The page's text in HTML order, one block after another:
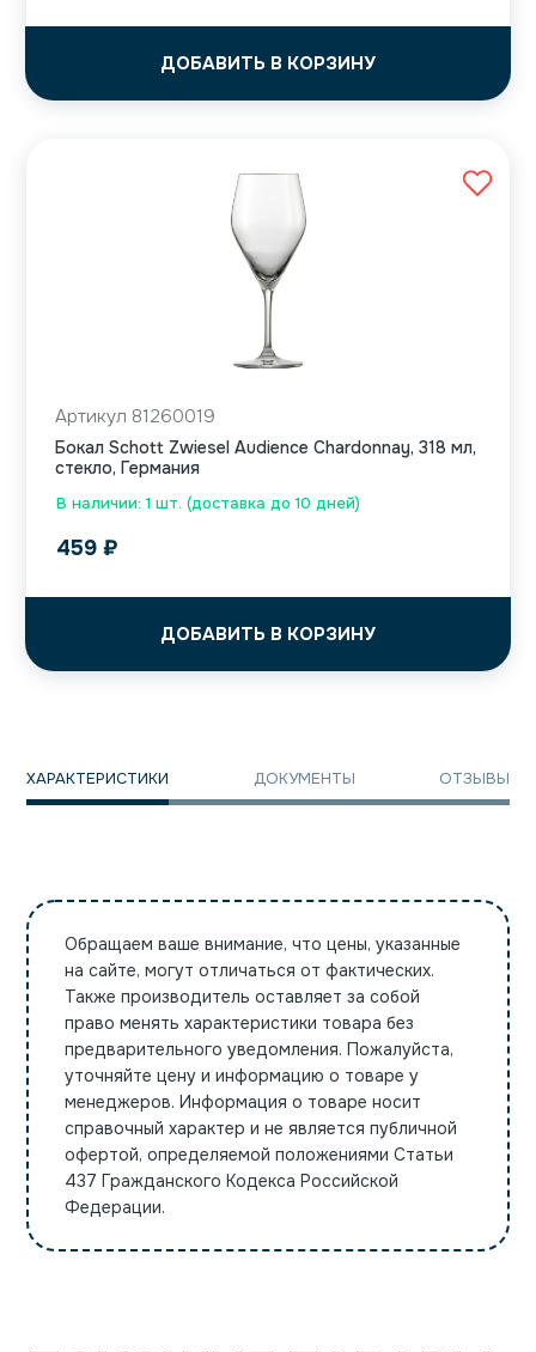
ДОБАВИТЬ В КОРЗИНУ
В наличии: 1 шт. (доставка до 10 дней)
Артикул 81260019
Бокал Schott Zwiesel Audience Chardonnay, 318 мл,
стекло, Германия
459 ₽
ДОБАВИТЬ В КОРЗИНУ
ХАРАКТЕРИСТИКИ ДОКУМЕНТЫ ОТЗЫВЫ
Обращаем ваше внимание, что цены, указанные
на сайте, могут отличаться от фактических.
Также производитель оставляет за собой
право менять характеристики товара без
предварительного уведомления. Пожалуйста,
уточняйте цену и информацию о товаре у
менеджеров. Информация о товаре носит
справочный характер и не является публичной
офертой, определяемой положениями Статьи
437 Гражданского Кодекса Российской
Федерации.